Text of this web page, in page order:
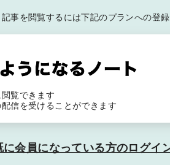
記事を閲覧するには下記のプランへの登
覧できます
信を受けることができます
に会員になっている方のログイ